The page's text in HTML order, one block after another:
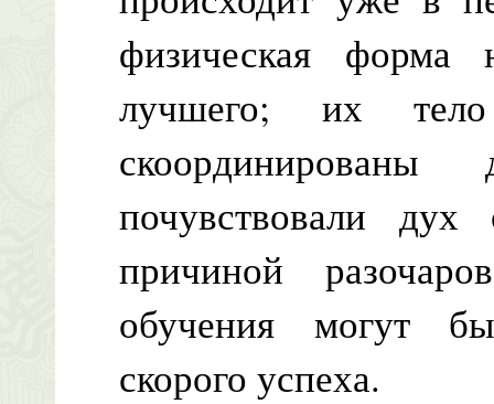
физическая форма
лучшего; их
почувствовали
причиной
обучения могут
скорого успеха.